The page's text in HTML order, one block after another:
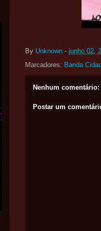
By Unknown - junho 02,
Marcadores: Banda
Nenhum comentário:
Postar um